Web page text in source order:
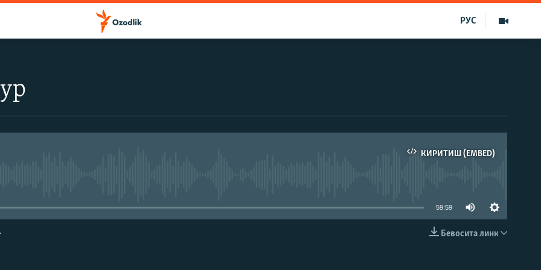
РУС
КИРИТИШ (EMBED)
59:59
Бевосита линк